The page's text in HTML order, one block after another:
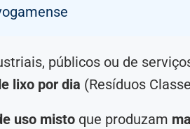
públicos ou de
lixo por dia (Resíduos
uso mistoque produzam